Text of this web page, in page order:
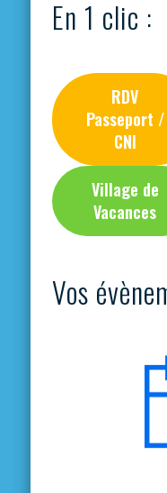
En 1 clic :
RDV
Passeport /
CNI
Village de
Vacances
Vos